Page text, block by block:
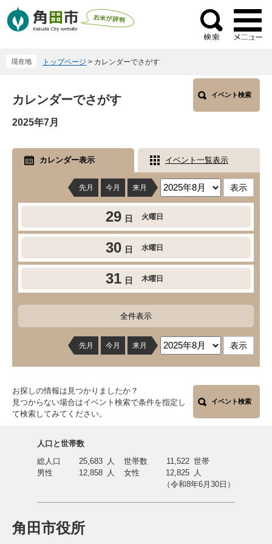
ー
ニ
検
索
現在地 トップページ > カレンダーでさがす
文
カレンダーでさがす イベント検索
2025年7月
カレンダー表示 イベント一覧表示
先月 今月 来月
29 日 火曜日
30 日 水曜日
31 日 木曜日
全件表示
先月 今月 来月
お探しの情報は見つかりましたか？
見つからない場合はイベント検索で条件を指定し
て検索してみてください。
イベント検索
角田市役所
人口と世帯数
総人口
25,683 人 世帯数 11,522 世帯
男性
12,858 人 女性 12,825 人
（令和8年6月30日）